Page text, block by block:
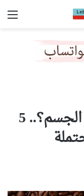
كيف تؤثر القهوة على الجسم؟.. 5